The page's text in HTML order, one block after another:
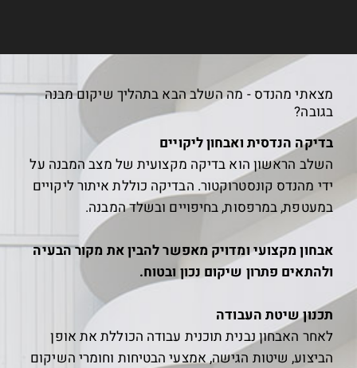
מצאתי מהנדס - מה השלב הבא בתהליך שיקום מבנה
בגובה?
בדיקה הנדסית ואבחון ליקויים
השלב הראשון הוא בדיקה מקצועית של מצב המבנה על
ידי מהנדס קונסטרוקטור. הבדיקה כוללת איתור ליקויים
במעטפת, במרפסות, בחיפויים ובשלד המבנה.
אבחון מקצועי ומדויק מאפשר להבין את מקור הבעיה
ולהתאים פתרון שיקום נכון ובטוח.
תכנון שיטת העבודה
לאחר האבחון נבנית תוכנית עבודה הכוללת את אופן
הביצוע, שיטות הגישה, אמצעי הבטיחות וחומרי השיקום